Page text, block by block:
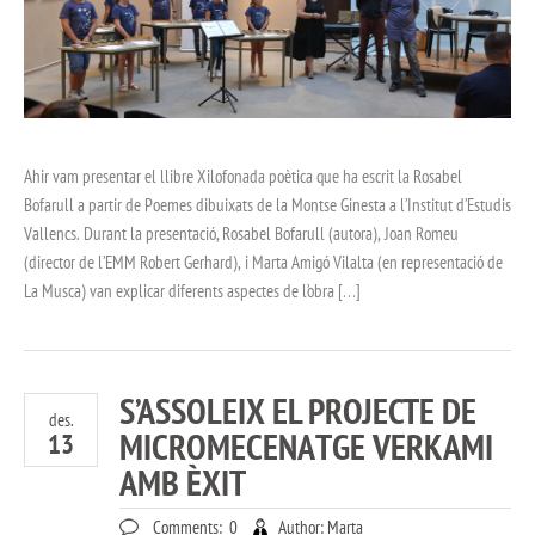
Ahir vam presentar el llibre Xilofonada poètica que ha escrit la Rosabel
Bofarull a partir de Poemes dibuixats de la Montse Ginesta a l’Institut d’Estudis
Vallencs. Durant la presentació, Rosabel Bofarull (autora), Joan Romeu
(director de l’EMM Robert Gerhard), i Marta Amigó Vilalta (en representació de
La Musca) van explicar diferents aspectes de l’obra […]
des.
13
S’ASSOLEIX EL PROJECTE DE
MICROMECENATGE VERKAMI
AMB ÈXIT
Comments: 0 Author: Marta